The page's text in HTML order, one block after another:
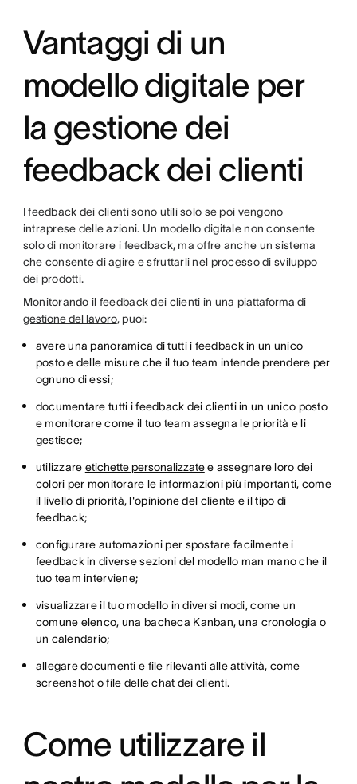
Vantaggi di un
modello digitale per
la gestione dei
feedback dei clienti
I feedback dei clienti sono utili solo se poi vengono
intraprese delle azioni. Un modello digitale non consente
solo di monitorare i feedback, ma offre anche un sistema
che consente di agire e sfruttarli nel processo di sviluppo
dei prodotti.
Monitorando il feedback dei clienti in una piattaforma di
gestione del lavoro, puoi:
avere una panoramica di tutti i feedback in un unico
posto e delle misure che il tuo team intende prendere per
ognuno di essi;
documentare tutti i feedback dei clienti in un unico posto
e monitorare come il tuo team assegna le priorità e li
gestisce;
utilizzare etichette personalizzatee assegnare loro dei
colori per monitorare le informazioni più importanti, come
il livello di priorità, l'opinione del cliente e il tipo di
feedback;
configurare automazioni per spostare facilmente i
feedback in diverse sezioni del modello man mano che il
tuo team interviene;
visualizzare il tuo modello in diversi modi, come un
comune elenco, una bacheca Kanban, una cronologia o
un calendario;
allegare documenti e file rilevanti alle attività, come
screenshot o file delle chat dei clienti.
Come utilizzare il